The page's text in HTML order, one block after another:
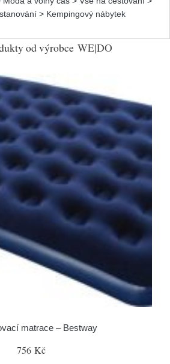
> Kempingový nábytek
od výrobce WE|DO
matrace – Bestway
756 Kč